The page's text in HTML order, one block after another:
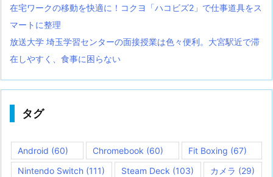
在宅ワークの移動を快適に！コクヨ「ハコビズ2」で仕事道具をス
マートに整理
放送大学 埼玉学習センターの面接授業は色々便利。大宮駅近で滞
在しやすく、食事に困らない
タグ
Android (60) Chromebook (60) Fit Boxing (67)
Nintendo Switch (111) Steam Deck (103) カメラ (29)